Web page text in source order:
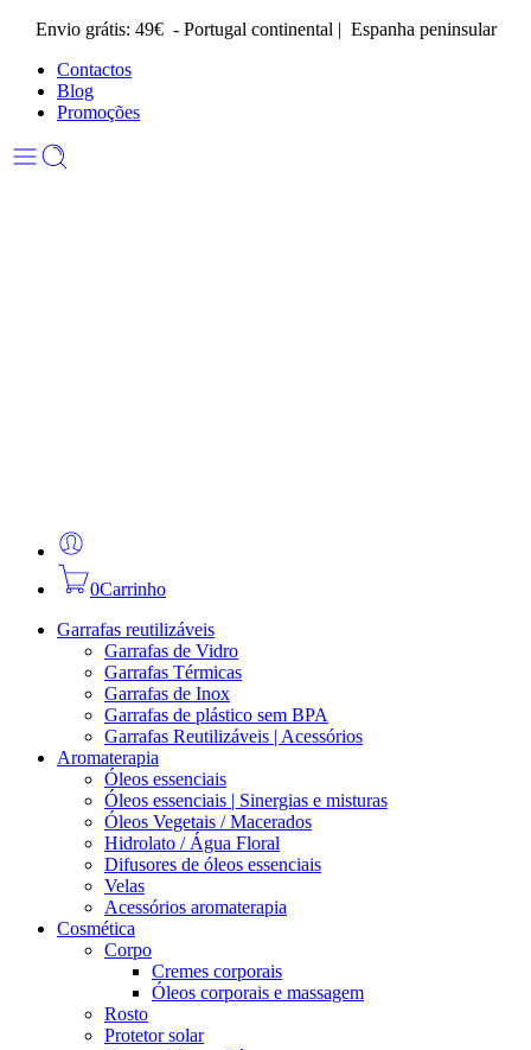
Envio grátis: 49€ - Portugal continental | Espanha peninsular
Contactos
Blog
Promoções
0Carrinho
Garrafas reutilizáveis
Garrafas de Vidro
Garrafas Térmicas
Garrafas de Inox
Garrafas de plástico sem BPA
Garrafas Reutilizáveis | Acessórios
Aromaterapia
Óleos essenciais
Óleos essenciais | Sinergias e misturas
Óleos Vegetais / Macerados
Hidrolato / Água Floral
Difusores de óleos essenciais
Velas
Acessórios aromaterapia
Cosmética
Corpo
Cremes corporais
Óleos corporais e massagem
Rosto
Protetor solar